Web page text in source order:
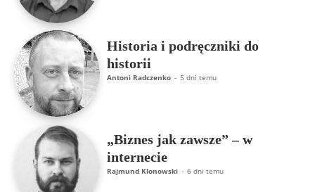
Historia i podręczniki do
historii
Antoni Radczenko - 5 dni temu
„Biznes jak zawsze” – w
internecie
Rajmund Klonowski - 6 dni temu